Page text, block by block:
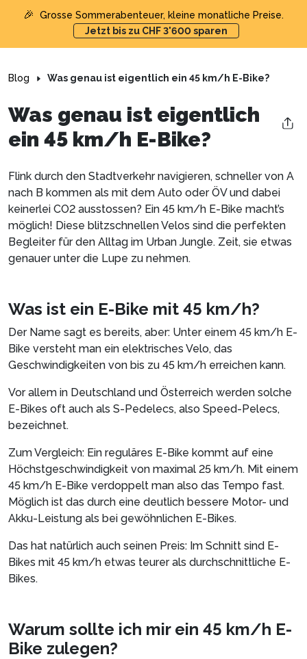
🎉
Grosse Sommerabenteuer, kleine monatliche Preise.
Jetzt bis zu CHF 3'600 sparen
Blog Was genau ist eigentlich ein 45 km/h E-Bike?
Was genau ist eigentlich
ein 45 km/h E-Bike?
Flink durch den Stadtverkehr navigieren, schneller von A
nach B kommen als mit dem Auto oder ÖV und dabei
keinerlei CO2 ausstossen? Ein 45 km/h E-Bike macht’s
möglich! Diese blitzschnellen Velos sind die perfekten
Begleiter für den Alltag im Urban Jungle. Zeit, sie etwas
genauer unter die Lupe zu nehmen.
Was ist ein E-Bike mit 45 km/h?
Der Name sagt es bereits, aber: Unter einem 45 km/h E-
Bike versteht man ein elektrisches Velo, das
Geschwindigkeiten von bis zu 45 km/h erreichen kann.
Vor allem in Deutschland und Österreich werden solche
E-Bikes oft auch als S-Pedelecs, also Speed-Pelecs,
bezeichnet.
Zum Vergleich: Ein reguläres E-Bike kommt auf eine
Höchstgeschwindigkeit von maximal 25 km/h. Mit einem
45 km/h E-Bike verdoppelt man also das Tempo fast.
Möglich ist das durch eine deutlich bessere Motor- und
Akku-Leistung als bei gewöhnlichen E-Bikes.
Das hat natürlich auch seinen Preis: Im Schnitt sind E-
Bikes mit 45 km/h etwas teurer als durchschnittliche E-
Bikes.
Warum sollte ich mir ein 45 km/h E-
Bike zulegen?